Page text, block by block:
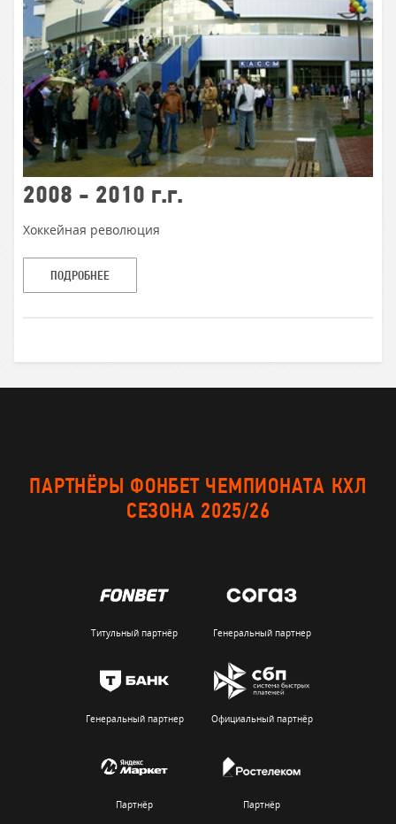
2008 - 2010 г.г.
Хоккейная революция
ПОДРОБНЕЕ
ПАРТНЁРЫ ФОНБЕТ ЧЕМПИОНАТА КХЛ
СЕЗОНА 2025/26
Титульный партнёр Генеральный партнер
Генеральный партнер Официальный партнёр
Партнёр Партнёр